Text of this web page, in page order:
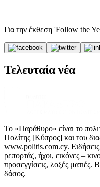
Για την έκθεση 'Follow the
Τελευταία νέα
Το «Παράθυρο» είναι το
Πολίτης [Κύπρος] και του
www.politis.com.cy.
ρεπορτάζ, ήχοι, εικόνες –
προσεγγίσεις, λοξές
δάσος.